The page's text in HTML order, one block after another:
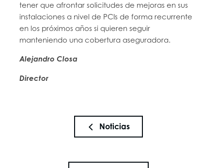
tener que afrontar solicitudes de mejoras en sus
instalaciones a nivel de PCIs de forma recurrente
en los próximos años si quieren seguir
manteniendo una cobertura aseguradora.
Alejandro Closa
Director
Noticias